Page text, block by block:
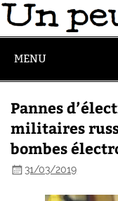
MENU
Pannes
militaires
bombes
31/03/2019